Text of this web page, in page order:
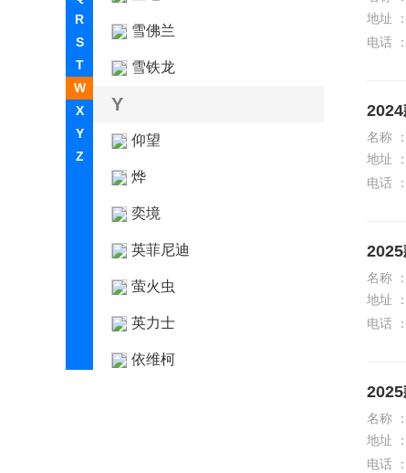
R
S
T
W
X
Y
Z
雪佛兰
雪铁龙
Y
仰望
烨
奕境
英菲尼迪
萤火虫
英力士
依维柯
地址 ：
电话 ：
名称 ：
地址 ：
电话 ：
名称 ：
地址 ：
电话 ：
名称 ：
地址 ：
电话 ：